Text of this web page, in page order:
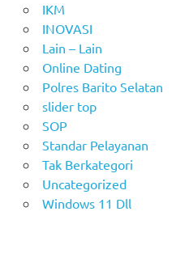
IKM
INOVASI
Lain – Lain
Online Dating
Polres Barito Selatan
slider top
SOP
Standar Pelayanan
Tak Berkategori
Uncategorized
Windows 11 Dll